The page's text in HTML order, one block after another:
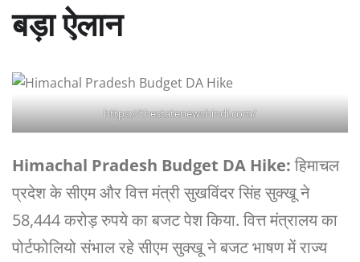
बड़ा ऐलान
https://thestatenewshindi.com/
Himachal Pradesh Budget DA Hike:हिमाचल
प्रदेश के सीएम और वित्त मंत्री सुखविंदर सिंह सुक्खू ने
58,444 करोड़ रुपये का बजट पेश किया. वित्त मंत्रालय का
पोर्टफोलियो संभाल रहे सीएम सुक्खू ने बजट भाषण में राज्य